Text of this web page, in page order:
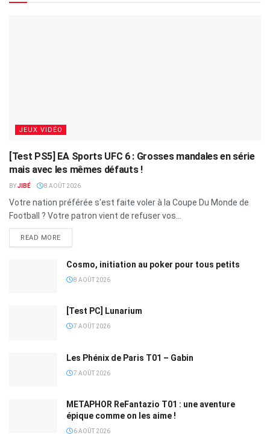
JEUX VIDÉO
[Test PS5] EA Sports UFC 6 : Grosses mandales en série
mais avec les mêmes défauts !
BYJIBÉ 8 AOÛT 2026
Votre nation préférée s'est faite voler à la Coupe Du Monde de
Football ? Votre patron vient de refuser vos...
READ MORE
Cosmo, initiation au poker pour tous petits
8 AOÛT 2026
[Test PC] Lunarium
7 AOÛT 2026
Les Phénix de Paris T01 – Gabin
7 AOÛT 2026
METAPHOR ReFantazio T01 : une aventure
épique comme on les aime !
6 AOÛT 2026